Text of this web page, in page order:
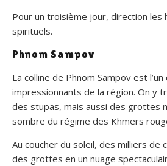
Pour un troisième jour, direction les
spirituels.
Phnom Sampov
La colline de Phnom Sampov est
impressionnants de la région. On y
des stupas, mais aussi des grottes
sombre du régime des Khmers
Au coucher du soleil, des milliers de
des grottes en un nuage